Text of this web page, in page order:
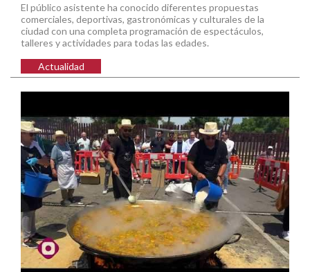
El público asistente ha conocido diferentes propuestas
comerciales, deportivas, gastronómicas y culturales de la
ciudad con una completa programación de espectáculos,
talleres y actividades para todas las edades.
Actualidad